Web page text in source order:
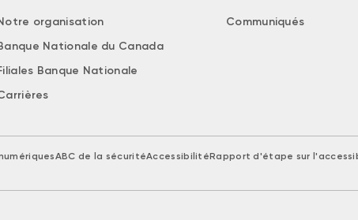
organisation
Nationale du Canada
Banque Nationale
Communiqués
ABC de la sécuritéAccessibilitéRapport d'étape sur